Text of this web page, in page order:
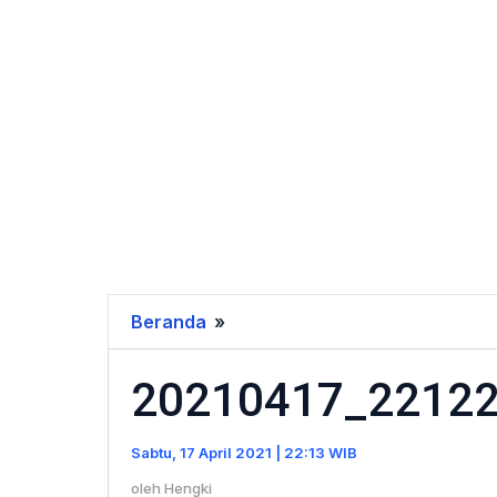
Beranda »
Sabtu, 17 April 2021 | 22:13 WIB
oleh Hengki